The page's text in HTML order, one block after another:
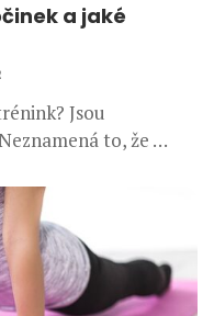
a jaké
Jsou
to, že …